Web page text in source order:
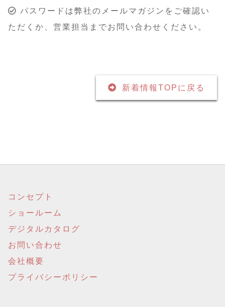
パスワードは弊社のメールマガジンをご確認い
ただくか、営業担当までお問い合わせください。
新着情報TOPに戻る
コンセプト
ショールーム
デジタルカタログ
お問い合わせ
会社概要
プライバシーポリシー